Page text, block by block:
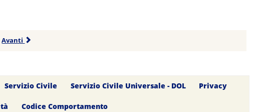
Avanti
Servizio Civile Servizio Civile Universale - DOL Privacy
Codice Comportamento